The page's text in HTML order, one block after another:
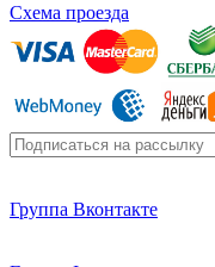
Схема проезда
Группа Вконтакте